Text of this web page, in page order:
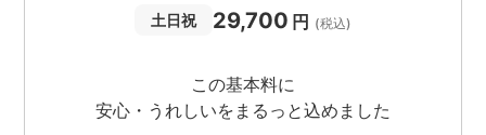
土日祝 29,700 円 (税込)
この基本料に
安心・うれしいをまるっと込めました